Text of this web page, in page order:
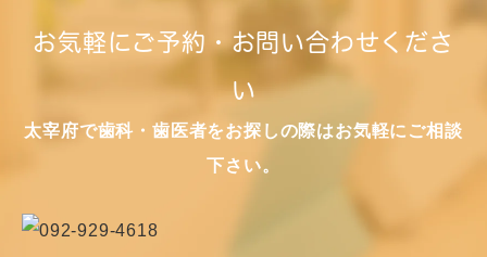
お気軽にご予約・お問い合わせくださ
い
太宰府で歯科・歯医者をお探しの際はお気軽にご相談
下さい。